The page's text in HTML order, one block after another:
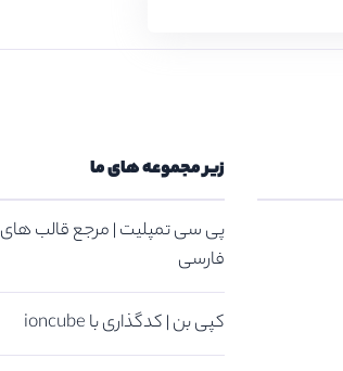
زیر مجموعه های ما
پی سی تمپلیت | مرجع قالب های
فارسی
کپی بن | کدگذاری با ioncube